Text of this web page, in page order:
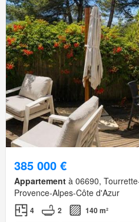
385 000 €
Appartement à 06690,
Provence-Alpes-Côte d'Azur
4 2 140 m²